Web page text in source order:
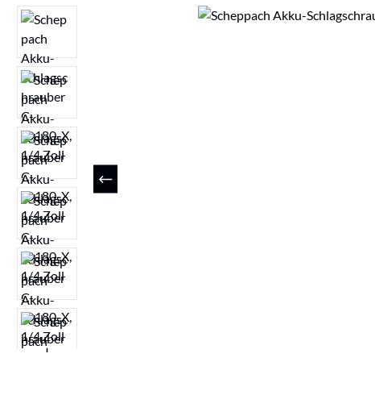
Bildergalerie überspringen